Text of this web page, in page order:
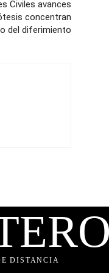
Civiles avances
concentran
del diferimiento
DISTANCIA